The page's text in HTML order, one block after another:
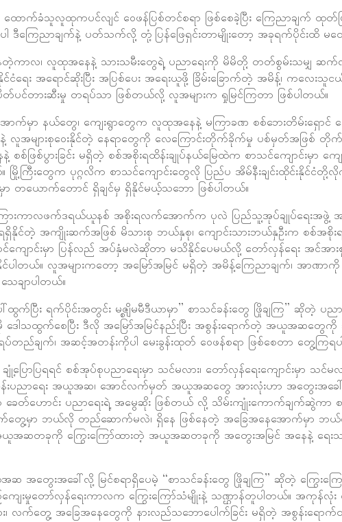
ထောက်ခံသူလူထုကပင်လျင် ဝေဖန်ပြစ်တင်စရာ ဖြစ်စေခဲ့ပြီး ကြေညာချက် ထု
ဒီကြေညာချက်နဲ့ ပတ်သက်လို့ တုံ့ပြန်ဖြေရှင်းတာမျိုးတော့ အခုရက်ပိုင်းထိ မတွေ့
နေတဲ့ကာလ၊ လူထုအနေနဲ့ သားသမီးတွေရဲ့ ပညာရေးကို မိမိတို့ တတ်စွမ်းသမျှ ဆ
ေး အရောင်ဆိုးပြီး အပြစ်ပေး အရေးယူဖို့ ခြိမ်းခြောက်တဲ့ အမိန့်၊ ကလေးသူ
တားဆီးမှု တရပ်သာ ဖြစ်တယ်လို့ လူအများက ရှုမြင်ကြတာ ဖြစ်ပါတယ်။
ောက်မှာ နယ်တွေ၊ ကျေးရွာတွေက လူထုအနေနဲ့ မကြာခဏ စစ်ဘေးတိမ်းရှောင်
း နဲ့ လူအများစုဝေးနိုင်တဲ့ နေရာတွေကို လေကြောင်းတိုက်ခိုက်မှု ပစ်မှတ်အဖြစ်
စစ်ဖြစ်ပွားခြင်း မရှိတဲ့ စစ်အစိုးရထိန်းချုပ်နယ်မြေထဲက စာသင်ကျောင်းမှာ ကျ
မြို့ကြီးတွေက ပုဂ္ဂလိက စာသင်ကျောင်းတွေလို ပြည်ပ အိမ်နီးချင်းထိုင်းနိုင်ငံတို့
တယောက်တောင် ရှိချင်မှ ရှိနိုင်မယ့်သဘော ဖြစ်ပါတယ်။
ြားကာလဖက်ဒရယ်ယူနစ် အစိုးရလက်အောက်က ပုလဲ ပြည်သူ့အုပ်ချုပ်ရေးအဖွဲ့ အ
င်တဲ့ အကျိုးဆက်အဖြစ် မိသားစု ဘယ်နှစု၊ ကျောင်းသားဘယ်နှဦးက စစ်အစိုးရ
သင်ကျောင်းမှာ ပြန်လည် အပ်နှံမလဲဆိုတာ မသိနိုင်ပေမယ်လို့ တော်လှန်ရေး အင်အ
ါတယ်။ လူအများကတော့ အမြော်အမြင် မရှိတဲ့ အမိန့်ကြေညာချက်၊ အာဏ
ေချာပါတယ်။
ါ်ထွက်ပြီး ရက်ပိုင်းအတွင်း မဇ္စျိမမီဒီယာမှာ” စာသင်ခန်းတွေ ဖြိုချကြ” ဆိုတဲ့
ဒေါသထွက်စေပြီး ဒီလို အမြော်အမြင်နည်းပြီး အစွန်းရောက်တဲ့ အယူအဆတွေ
တည်ချက်၊ အဆင့်အတန်းကိုပါ မေးခွန်းထုတ် ဝေဖန်စရာ ဖြစ်စေတာ တွေ့ကြရ
ြောပြရရင် စစ်အုပ်စုပညာရေးမှာ သင်မလား၊ တော်လှန်ရေးကျောင်းမှာ သ
တန်းပညာရေး အယူအဆ၊ အောင်လက်မှတ် အယူအဆတွေ အားလုံးဟာ အတွေးအခေ
ခေတ်ဟောင်း ပညာရေးရဲ့ အမွေဆိုး ဖြစ်တယ် လို့ သိမ်းကျုံးကောက်ချက်ဆွဲကာ စာ
ာ ဘယ်လို တည်ဆောက်မလဲ၊ ရှိနေ ဖြစ်နေတဲ့ အခြေအနေအောက်မှာ ဘ
ယူအဆတခုကို ကြွေးကြော်ထားတဲ့ အယူအဆတခုကို အတွေးအမြင် အနေနဲ့ ရေးသာ
ေးအခေါ်လို့ မြင်စရာရှိပေမဲ့ “စာသင်ခန်းတွေ ဖြိုချကြ” ဆိုတဲ့ ကြွေးက
ဥ်ကျေးမှုတော်လှန်ရေးကာလက ကြွေးကြော်သံမျိုးနဲ့ သဏ္ဌာန်တူပါတယ်။ အကု
၊ လက်တွေ့ အခြေအနေတွေကို နားလည်သဘောပေါက်ခြင်း မရှိတဲ့ အစွန်းရေ